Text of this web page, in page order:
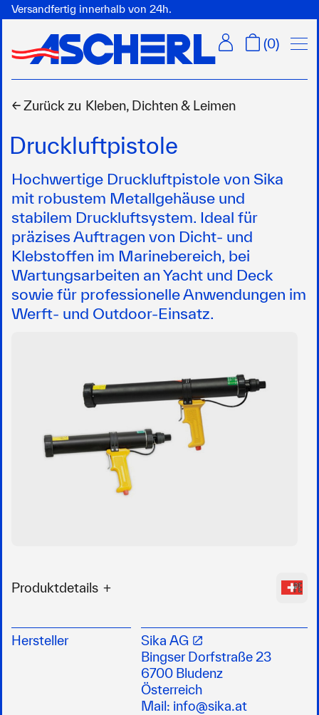
Versandfertig innerhalb von 24h.
(0)
← Zurück zu Kleben, Dichten & Leimen
Druckluftpistole
Hochwertige Druckluftpistole von Sika
mit robustem Metallgehäuse und
stabilem Druckluftsystem. Ideal für
präzises Auftragen von Dicht- und
Klebstoffen im Marinebereich, bei
Wartungsarbeiten an Yacht und Deck
sowie für professionelle Anwendungen im
Werft- und Outdoor-Einsatz.
Produktdetails
stabiles Druckluftsystem
Hersteller
Sika AG
Bingser Dorfstraße 23
6700 Bludenz
Österreich
Mail: info@sika.at